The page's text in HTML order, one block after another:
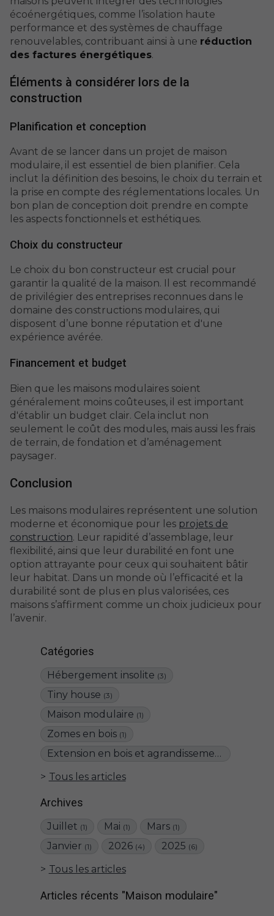
Catégories
Hébergement insolite (3)
Tiny house (3)
Maison modulaire (1)
Zomes en bois (1)
Extension en bois et agrandissement de maison
Tous les articles
Archives
Juillet (1) Mai (1) Mars (1)
Janvier (1) 2026 (4) 2025 (6)
Tous les articles
Articles récents "Maison modulaire"
écoénergétiques, comme l’isolation haute
performance et des systèmes de chauffage
renouvelables, contribuant ainsi à une réduction
des factures énergétiques.
Éléments à considérer lors de la
construction
Planification et conception
Avant de se lancer dans un projet de maison
modulaire, il est essentiel de bien planifier. Cela
inclut la définition des besoins, le choix du terrain et
la prise en compte des réglementations locales. Un
bon plan de conception doit prendre en compte
les aspects fonctionnels et esthétiques.
Choix du constructeur
Le choix du bon constructeur est crucial pour
garantir la qualité de la maison. Il est recommandé
de privilégier des entreprises reconnues dans le
domaine des constructions modulaires, qui
disposent d’une bonne réputation et d'une
expérience avérée.
Financement et budget
Bien que les maisons modulaires soient
généralement moins coûteuses, il est important
d'établir un budget clair. Cela inclut non
seulement le coût des modules, mais aussi les frais
de terrain, de fondation et d’aménagement
paysager.
Conclusion
Les maisons modulaires représentent une solution
moderne et économique pour les projets de
construction. Leur rapidité d’assemblage, leur
flexibilité, ainsi que leur durabilité en font une
option attrayante pour ceux qui souhaitent bâtir
leur habitat. Dans un monde où l’efficacité et la
durabilité sont de plus en plus valorisées, ces
maisons s’affirment comme un choix judicieux pour
l’avenir.